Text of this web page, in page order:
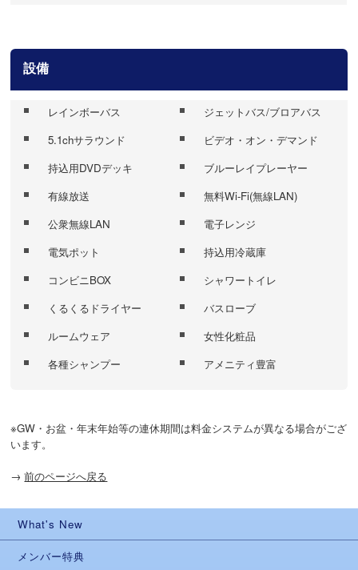
設備
レインボーバス
ジェットバス/ブロアバス
5.1chサラウンド
ビデオ・オン・デマンド
持込用DVDデッキ
ブルーレイプレーヤー
有線放送
無料Wi-Fi(無線LAN)
公衆無線LAN
電子レンジ
電気ポット
持込用冷蔵庫
コンビニBOX
シャワートイレ
くるくるドライヤー
バスローブ
ルームウェア
女性化粧品
各種シャンプー
アメニティ豊富
※GW・お盆・年末年始等の連休期間は料金システムが異なる場合がござ
います。
→ 前のページへ戻る
What's New
メンバー特典